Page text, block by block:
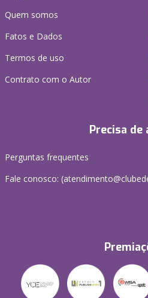
Quem somos
Fatos e Dados
Termos de uso
Contrato com o Autor
Precisa de
Perguntas frequentes
Fale conosco: